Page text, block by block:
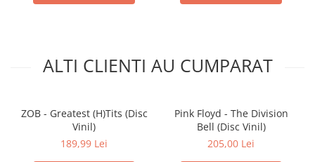
ALTI CLIENTI AU CUMPARAT
ZOB - Greatest (H)Tits (Disc
Vinil)
189,99 Lei
Pink Floyd - The Division
Bell (Disc Vinil)
205,00 Lei